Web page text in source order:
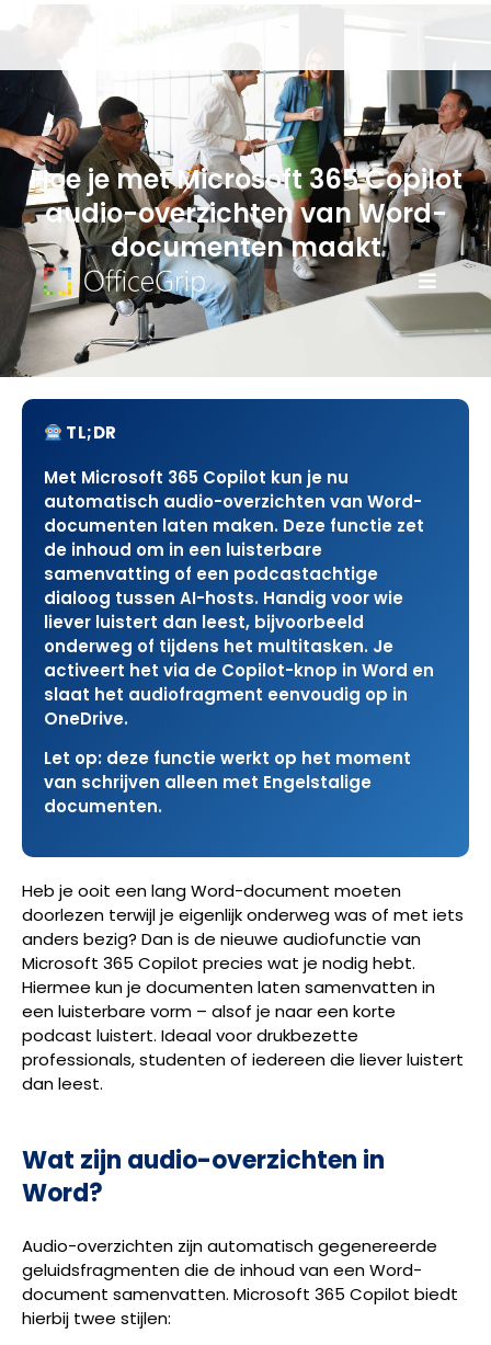
Hoe je met Microsoft 365 Copilot
audio-overzichten van Word-
documenten maakt
TL;DR
Met Microsoft 365 Copilot kun je nu
automatisch audio-overzichten van Word-
documenten laten maken. Deze functie zet
de inhoud om in een luisterbare
samenvatting of een podcastachtige
dialoog tussen AI-hosts. Handig voor wie
liever luistert dan leest, bijvoorbeeld
onderweg of tijdens het multitasken. Je
activeert het via de Copilot-knop in Word en
slaat het audiofragment eenvoudig op in
OneDrive.
Let op: deze functie werkt op het moment
van schrijven alleen met Engelstalige
documenten.
Heb je ooit een lang Word-document moeten
doorlezen terwijl je eigenlijk onderweg was of met iets
anders bezig? Dan is de nieuwe audiofunctie van
Microsoft 365 Copilot precies wat je nodig hebt.
Hiermee kun je documenten laten samenvatten in
een luisterbare vorm – alsof je naar een korte
podcast luistert. Ideaal voor drukbezette
professionals, studenten of iedereen die liever luistert
dan leest.
Wat zijn audio-overzichten in
Word?
Audio-overzichten zijn automatisch gegenereerde
geluidsfragmenten die de inhoud van een Word-
document samenvatten. Microsoft 365 Copilot biedt
hierbij twee stijlen: